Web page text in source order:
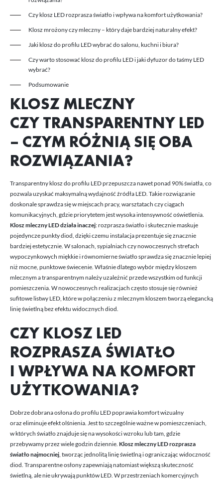
Czy klosz LED rozprasza światło i wpływa na komfort użytkowania?
Klosz mrożony czy mleczny – który daje bardziej naturalny efekt?
Jaki klosz do profilu LED wybrać do salonu, kuchni i biura?
Czy warto stosować klosz do profilu LED i jaki dyfuzor do taśmy LED
wybrać?
Podsumowanie
KLOSZ MLECZNY
CZY TRANSPARENTNY LED
– CZYM RÓŻNIĄ SIĘ OBA
ROZWIĄZANIA?
Transparentny klosz do profilu LED przepuszcza nawet ponad 90% światła, co
pozwala uzyskać maksymalną wydajność źródła LED. Takie rozwiązanie
doskonale sprawdza się w miejscach pracy, warsztatach czy ciągach
komunikacyjnych, gdzie priorytetem jest wysoka intensywność oświetlenia.
Klosz mleczny LED działa inaczej: rozprasza światło i skutecznie maskuje
pojedyncze punkty diod, dzięki czemu instalacja prezentuje się znacznie
bardziej estetycznie. W salonach, sypialniach czy nowoczesnych strefach
wypoczynkowych miękkie i równomierne światło sprawdza się znacznie lepiej
niż mocne, punktowe świecenie. Właśnie dlatego wybór między kloszem
mlecznym a transparentnym należy uzależnić przede wszystkim od funkcji
pomieszczenia. W nowoczesnych realizacjach często stosuje się również
sufitowe listwy LED , które w połączeniu z mlecznym kloszem tworzą elegancką
linię świetlną bez efektu widocznych diod.
CZY KLOSZ LED
ROZPRASZA ŚWIATŁO
I WPŁYWA NA KOMFORT
UŻYTKOWANIA?
Dobrze dobrana osłona do profilu LED poprawia komfort wizualny
oraz eliminuje efekt olśnienia. Jest to szczególnie ważne w pomieszczeniach,
w których światło znajduje się na wysokości wzroku lub tam, gdzie
przebywamy przez wiele godzin dziennie. Klosz mleczny LED rozprasza
światło najmocniej , tworząc jednolitą linię świetlną i ograniczając widoczność
diod. Transparentne osłony zapewniają natomiast większą skuteczność
świetlną, ale nie ukrywają punktów LED. W przestrzeniach komercyjnych
działają w charakterze pośredników prezentujących nasze treści w
postaci wiadomości, ofert, komunikatów mediów społecznościowych.